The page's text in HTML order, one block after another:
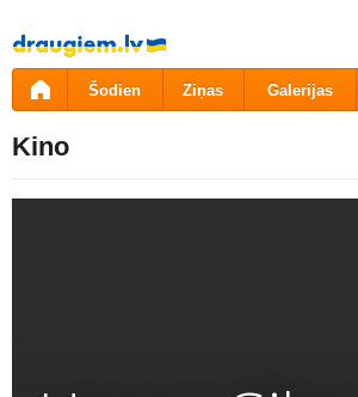
Pāriet
uz
saturu
Šodien Ziņas Galerijas
Kino